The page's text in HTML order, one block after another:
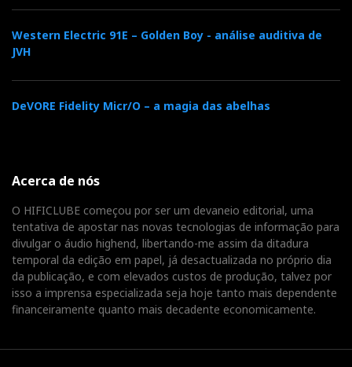
Western Electric 91E – Golden Boy - análise auditiva de
JVH
DeVORE Fidelity Micr/O – a magia das abelhas
Acerca de nós
O HIFICLUBE começou por ser um devaneio editorial, uma
tentativa de apostar nas novas tecnologias de informação para
divulgar o áudio highend, libertando-me assim da ditadura
temporal da edição em papel, já desactualizada no próprio dia
da publicação, e com elevados custos de produção, talvez por
isso a imprensa especializada seja hoje tanto mais dependente
financeiramente quanto mais decadente economicamente.